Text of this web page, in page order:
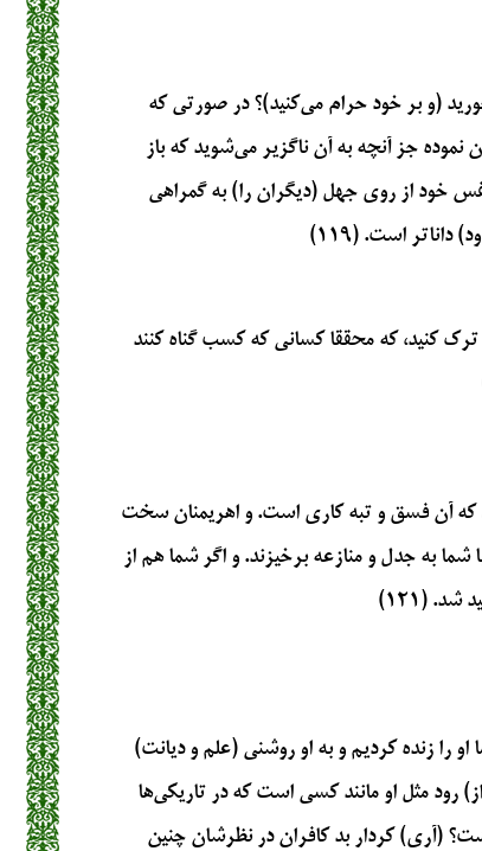
(و بر خود حرام می‌کنید)؟ در صورتی که
نموده جز آنچه به آن ناگزیر می‌شوید که باز
خود از روی جهل (دیگران را) به گمراهی
داناتر است. (۱۱۹)
کنید، که محققا کسانی که کسب گناه کنند
که آن فسق و تبه کاری است. و اهریمنان سخت
شما به جدل و منازعه برخیزند. و اگر شما هم از
(۱۲۱)
را زنده کردیم و به او روشنی (علم و دیانت)
رود مثل او مانند کسی است که در تاریکی‌ها
(آری) کردار بد کافران در نظرشان چنین